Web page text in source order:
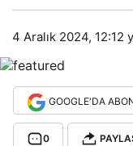
4 Aralık 2024, 12:12
GOOGLE'DA
0
Tıra
pan